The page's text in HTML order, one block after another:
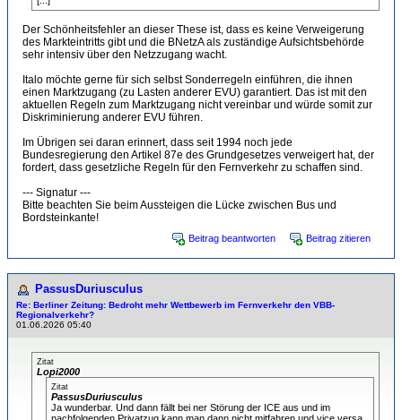
Der Schönheitsfehler an dieser These ist, dass es keine Verweigerung
des Markteintritts gibt und die BNetzA als zuständige Aufsichtsbehörde
sehr intensiv über den Netzzugang wacht.
Italo möchte gerne für sich selbst Sonderregeln einführen, die ihnen
einen Marktzugang (zu Lasten anderer EVU) garantiert. Das ist mit den
aktuellen Regeln zum Marktzugang nicht vereinbar und würde somit zur
Diskriminierung anderer EVU führen.
Im Übrigen sei daran erinnert, dass seit 1994 noch jede
Bundesregierung den Artikel 87e des Grundgesetzes verweigert hat, der
fordert, dass gesetzliche Regeln für den Fernverkehr zu schaffen sind.
--- Signatur ---
Bitte beachten Sie beim Aussteigen die Lücke zwischen Bus und
Bordsteinkante!
Beitrag beantworten Beitrag zitieren
PassusDuriusculus
Re: Berliner Zeitung: Bedroht mehr Wettbewerb im Fernverkehr den VBB-
Regionalverkehr?
01.06.2026 05:40
Zitat
Lopi2000
Zitat
PassusDuriusculus
Ja wunderbar. Und dann fällt bei ner Störung der ICE aus und im